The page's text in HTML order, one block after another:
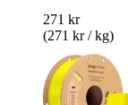
271 kr
(271 kr / kg)